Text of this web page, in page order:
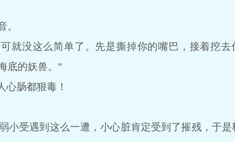
没这么简单了。先是撕掉你的嘴巴，接着挖去
底的妖兽。”
肠都狠毒！
受遇到这么一遭，小心脏肯定受到了摧残，于是